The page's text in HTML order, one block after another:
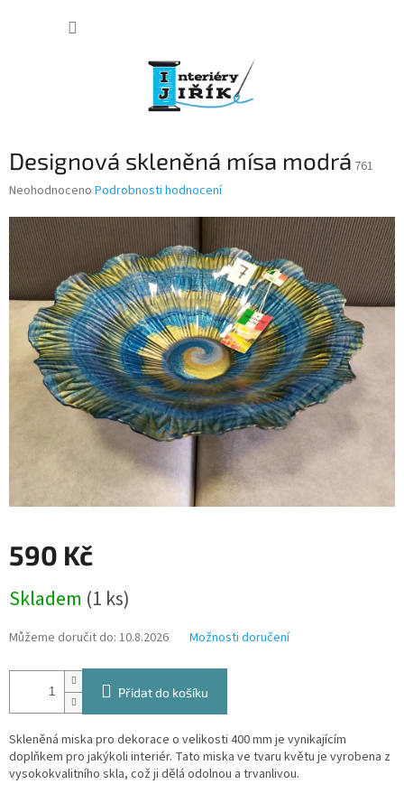
Designová skleněná mísa modrá 761
Průměrné
produktu
je
0,0
z
5
hvězdiček.
Neohodnoceno Podrobnosti hodnocení
590 Kč
cena:
Skladem (1 ks)
Můžeme doručit do: 10.8.2026 Možnosti doručení
Přidat do košíku
Skleněná miska pro dekorace o velikosti 400 mm je vynikajícím
doplňkem pro jakýkoli interiér. Tato miska ve tvaru květu je vyrobena z
vysokokvalitního skla, což ji dělá odolnou a trvanlivou.